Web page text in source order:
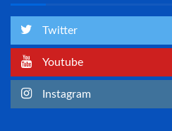
Twitter
Youtube
Instagram